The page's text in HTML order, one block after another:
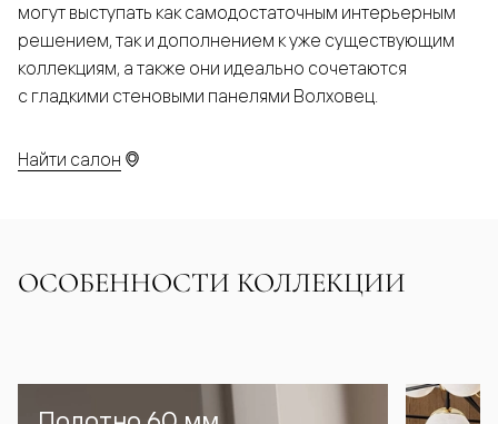
могут выступать как самодостаточным интерьерным
решением, так и дополнением к уже существующим
коллекциям, а также они идеально сочетаются
с гладкими стеновыми панелями Волховец.
Найти салон
ОСОБЕННОСТИ КОЛЛЕКЦИИ